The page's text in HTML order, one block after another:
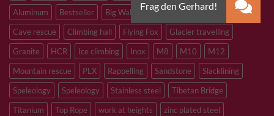
Aluminum
Bestseller Big Wall Climbing
Canyoning
Cave rescue
Climbing hall Flying Fox
Glacier travelling
Granite
HCR Ice climbing Inox M8 M10
M12
Mountain rescue
PLX Rappelling Sandstone
Slacklining
Speleology
Speleology Stainless steel
Tibetan Bridge
Titanium
Top Rope work at heights zinc plated steel